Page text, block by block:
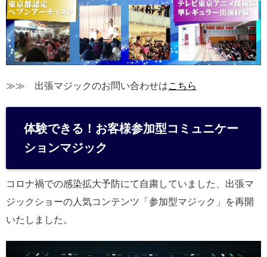
≫≫ 出張マジックのお問い合わせはこちら
体験できる！お客様参加型コミュニケー
ションマジック
コロナ禍での感染拡大予防にて自粛していました、出張マ
ジックショーの人気コンテンツ「参加型マジック」を再開
いたしました。